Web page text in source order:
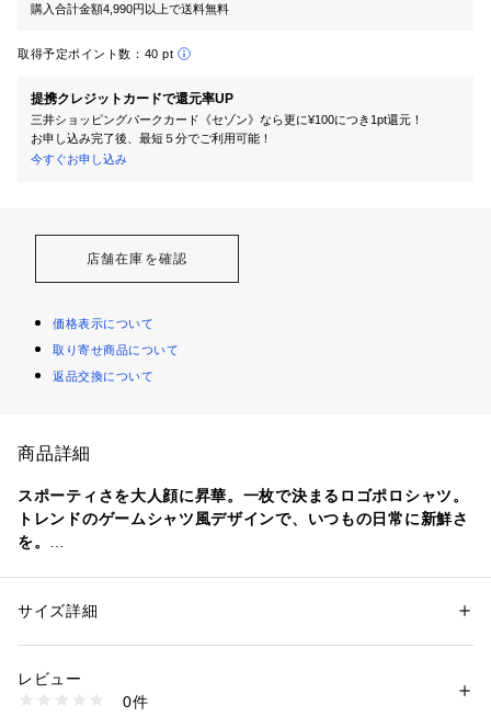
購入合計金額4,990円以上で送料無料
取得予定ポイント数： 40 pt
提携クレジットカードで還元率UP
三井ショッピングパークカード《セゾン》なら更に¥100につき1pt還元！
お申し込み完了後、最短５分でご利用可能！
今すぐお申し込み
店舗在庫を確認
価格表示について
取り寄せ商品について
返品交換について
商品詳細
スポーティさを大人顔に昇華。一枚で決まるロゴポロシャツ。
トレンドのゲームシャツ風デザインで、いつもの日常に新鮮さ
を。
・大人のスポーツミックス
胸元のエンブレム刺繍がアクセント。
性別：メンズ
素材：本体: 綿60%
衿リブ部分: 綿52%
衿リブ部分: ポリエステル48%
サイズ詳細
レビュー
0件